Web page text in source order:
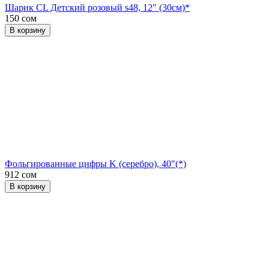
Шарик CL Детский розовый s48, 12" (30см)*
150 сом
В корзину
Фольгированные цифры K (серебро), 40"(*)
912 сом
В корзину